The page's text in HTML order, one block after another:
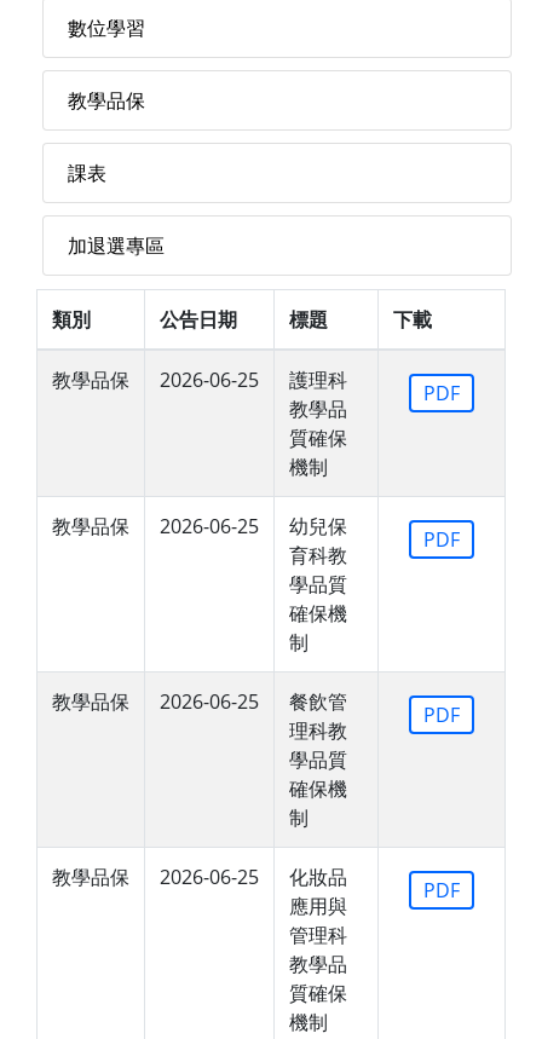
數位學習
教學品保
課表
加退選專區
類別 公告日期 標題 下載
教學品保 2026-06-25
護理科
教學品
質確保
機制
PDF
教學品保 2026-06-25
幼兒保
育科教
學品質
確保機
制
PDF
教學品保 2026-06-25
餐飲管
理科教
學品質
確保機
制
PDF
教學品保 2026-06-25
化妝品
應用與
管理科
教學品
質確保
機制
PDF